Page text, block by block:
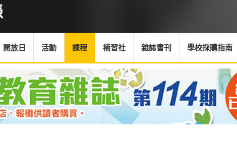
開放日 活動 課程 補習社 雜誌書刊 學校採購指南